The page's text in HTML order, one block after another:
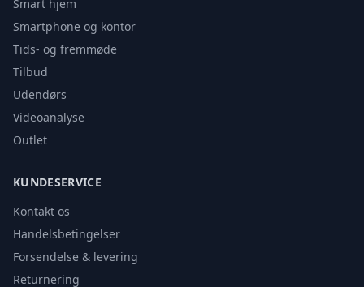
Smart hjem
Smartphone og kontor
Tids- og fremmøde
Tilbud
Udendørs
Videoanalyse
Outlet
KUNDESERVICE
Kontakt os
Handelsbetingelser
Forsendelse & levering
Returnering